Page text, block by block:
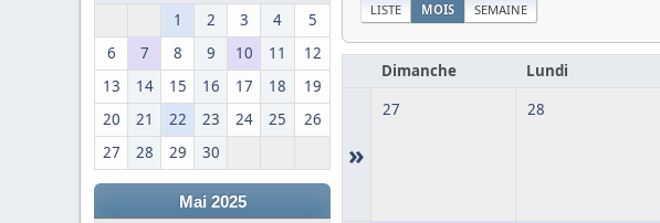
1 2 3 4
5
6
7 8 9 10 11
12
13
14 15 16 17 18
19
20
21 22 23 24 25
26
27
28 29 30
Mai 2025
LISTE MOIS SEMAINE
Dimanche Lundi
»
27 28